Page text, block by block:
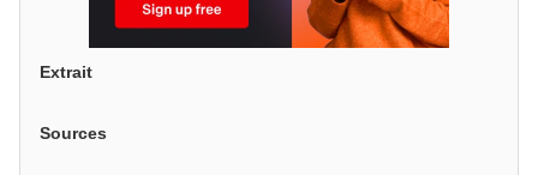
Extrait
Sources